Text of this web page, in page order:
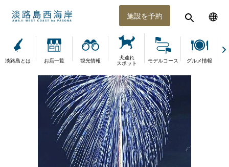
施設を予約
淡路島とは お店一覧 観光情報
犬連れ
スポット
モデルコース グルメ情報